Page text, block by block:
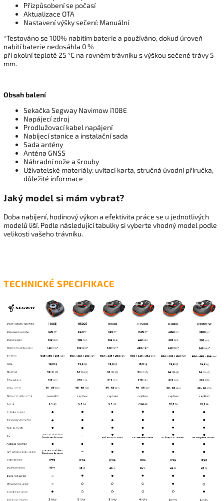
Přizpůsobení se počasí
Aktualizace OTA
Nastavení výšky sečení: Manuální
*Testováno se 100% nabitím baterie a používáno, dokud úroveň
nabití baterie nedosáhla 0 %
při okolní teplotě 25 °C na rovném trávníku s výškou sečené trávy 5
mm.
Obsah balení
Sekačka Segway Navimow i108E
Napájecí zdroj
Prodlužovací kabel napájení
Nabíjecí stanice a instalační sada
Sada antény
Anténa GNSS
Náhradní nože a šrouby
Uživatelské materiály: uvítací karta, stručná úvodní příručka,
důležité informace
Jaký model si mám vybrat?
Doba nabíjení, hodinový výkon a efektivita práce se u jednotlivých
modelů liší. Podle následující tabulky si vyberte vhodný model podle
velikosti vašeho trávníku.
TECHNICKÉ SPECIFIKACE